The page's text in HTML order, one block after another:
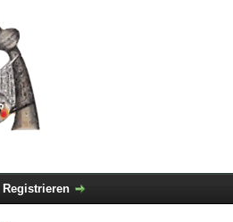
Registrieren